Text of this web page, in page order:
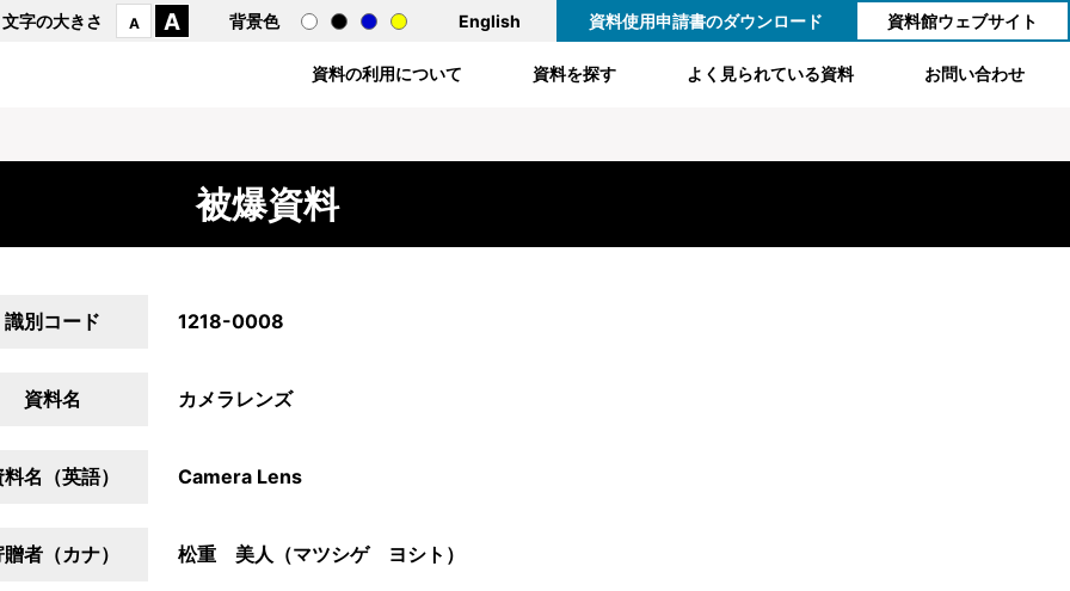
文字の大きさ A A 背景色 English 資料使用申請書のダウンロード 資料館ウェブサイト
資料の利用について 資料を探す よく見られている資料 お問い合わせ
被爆資料
識別コード 1218-0008
資料名 カメラレンズ
名（英語） Camera Lens
者（カナ） 松重 美人（マツシゲ ヨシト）